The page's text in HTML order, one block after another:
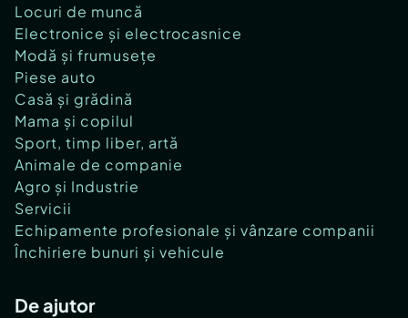
Locuri de muncă
Electronice și electrocasnice
Modă și frumusețe
Piese auto
Casă și grădină
Mama și copilul
Sport, timp liber, artă
Animale de companie
Agro și Industrie
Servicii
Echipamente profesionale și vânzare companii
Închiriere bunuri și vehicule
De ajutor